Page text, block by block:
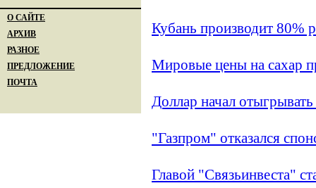
О САЙТЕ
АРХИВ
РАЗНОЕ
ПРЕДЛОЖЕНИЕ
ПОЧТА
Кубань производит 80%
Мировые цены на сахар
Доллар начал
"Газпром" отказался
Главой "Связьинвеста"